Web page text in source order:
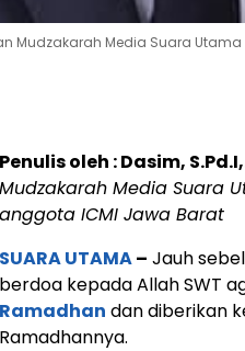
Mudzakarah Media Suara
Penulis oleh : Dasim,
Mudzakarah Media Suara
anggota ICMI Jawa Barat
SUARA UTAMA– Jauh
berdoa kepada Allah SWT
Ramadhan dan diberikan
Ramadhannya.